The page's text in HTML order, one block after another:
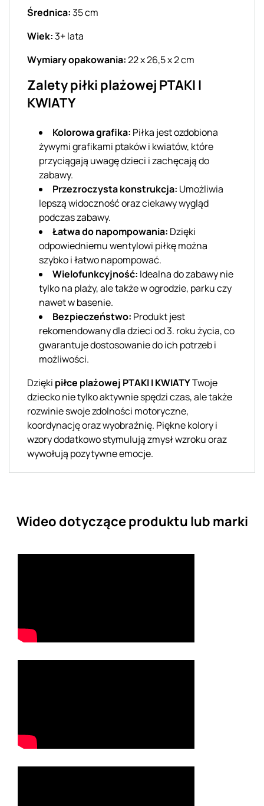
Średnica:35 cm
Wiek:3+ lata
Wymiary opakowania:22 x 26,5 x 2 cm
Zalety piłki plażowej PTAKI I
KWIATY
Kolorowa grafika: Piłka jest ozdobiona
żywymi grafikami ptaków i kwiatów, które
przyciągają uwagę dzieci i zachęcają do
zabawy.
Przezroczysta konstrukcja: Umożliwia
lepszą widoczność oraz ciekawy wygląd
podczas zabawy.
Łatwa do napompowania: Dzięki
odpowiedniemu wentylowi piłkę można
szybko i łatwo napompować.
Wielofunkcyjność: Idealna do zabawy nie
tylko na plaży, ale także w ogrodzie, parku czy
nawet w basenie.
Bezpieczeństwo: Produkt jest
rekomendowany dla dzieci od 3. roku życia, co
gwarantuje dostosowanie do ich potrzeb i
możliwości.
Dzięki piłce plażowej PTAKI I KWIATYTwoje
dziecko nie tylko aktywnie spędzi czas, ale także
rozwinie swoje zdolności motoryczne,
koordynację oraz wyobraźnię. Piękne kolory i
wzory dodatkowo stymulują zmysł wzroku oraz
wywołują pozytywne emocje.
Wideo dotyczące produktu lub marki